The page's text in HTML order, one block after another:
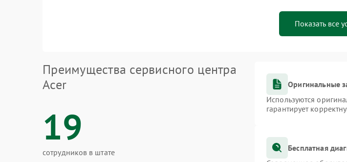
Показать все
Преимущества сервисного центра
Acer
19
сотрудников в штате
Оригинальные
Используются
гарантирует
Бесплатная